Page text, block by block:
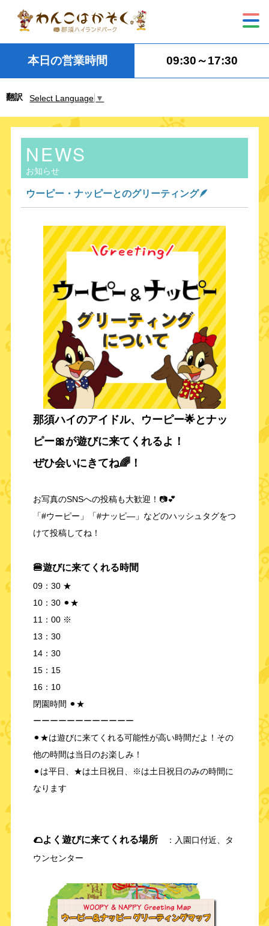
本日の営業時間 09:30～17:30
翻訳 Select Language ▼
NEWS
お知らせ
ウーピー・ナッピーとのグリーティング🪶
那須ハイのアイドル、 ウーピー🌟とナッ
ピー🎀が遊びに来てくれるよ！
ぜひ会いにきてね🌈！
お写真のSNSへの投稿も大歓迎！📷💕
「#ウーピー」「#ナッピ―」などのハッシュタグをつ
けて投稿してね！
🍔遊びに来てくれる時間
09：30 ★
10：30 ⚫︎★
11：00 ※
13：30
14：30
15：15
16：10
閉園時間 ⚫︎★
ーーーーーーーーーーーー
⚫︎★は遊びに来てくれる可能性が高い時間だよ！その
他の時間は当日のお楽しみ！
⚫︎は平日、★は土日祝日、※は土日祝日のみの時間に
なります
🌮よく遊びに来てくれる場所 ：入園口付近、タ
ウンセンター